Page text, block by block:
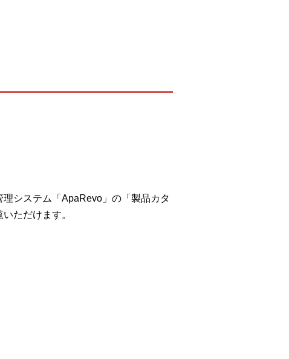
システム「ApaRevo」の「製品カタ
ただけます。